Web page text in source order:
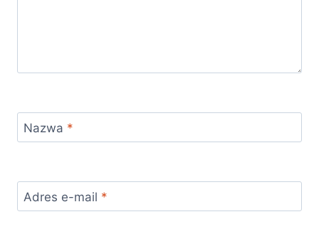
Nazwa *
Adres e-mail *